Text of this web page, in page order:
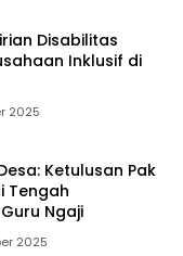
Disabilitas
Inklusif di
2025
Ketulusan Pak
Tengah
Ngaji
2025